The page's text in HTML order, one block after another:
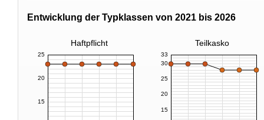
Entwicklung der Typklassen von 2021 bis 2026
Haftpflicht Teilkasko
15
20
25
15
20
25
30
33